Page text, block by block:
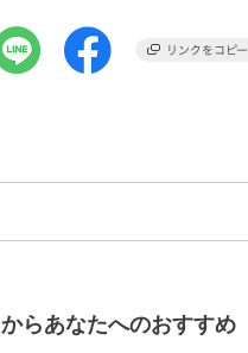
、サンダルなどを合わせてカジュ
らあなたへのおすすめ